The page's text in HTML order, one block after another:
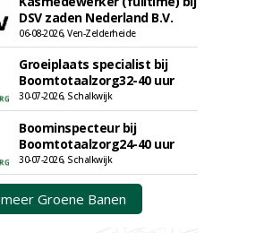
DSV zaden Nederland B.V.
06-08-2026, Ven-Zelderheide
Groeiplaats specialist bij
Boomtotaalzorg32-40 uur
30-07-2026, Schalkwijk
Boominspecteur bij
Boomtotaalzorg24-40 uur
30-07-2026, Schalkwijk
meer Groene Banen